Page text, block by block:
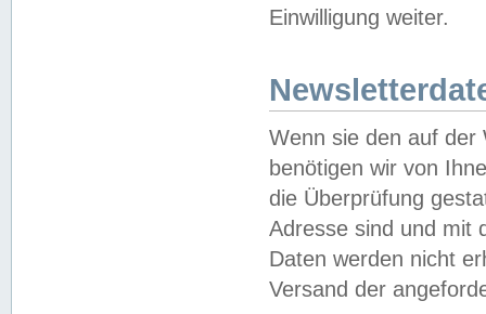
Einwilligung weiter.
Wenn sie den auf der
benötigen wir von
die Überprüfung
Adresse sind und mit
Daten werden nicht
Versand der